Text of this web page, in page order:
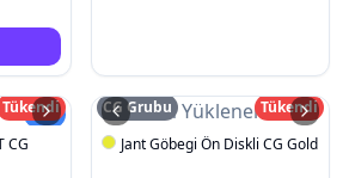
Yeni
Tükendi
CG
Resim Yüklenemedi
CG Grubu
Tükendi
Jant Göbegi Ön Diskli CG Gold